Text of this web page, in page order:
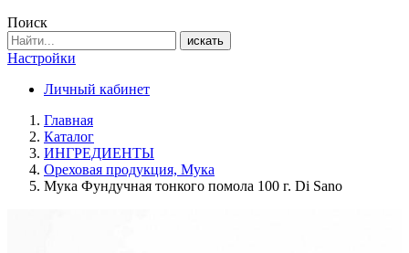
Поиск
искать
Настройки
Личный кабинет
Главная
Каталог
ИНГРЕДИЕНТЫ
Ореховая продукция, Мука
Мука Фундучная тонкого помола 100 г. Di Sano